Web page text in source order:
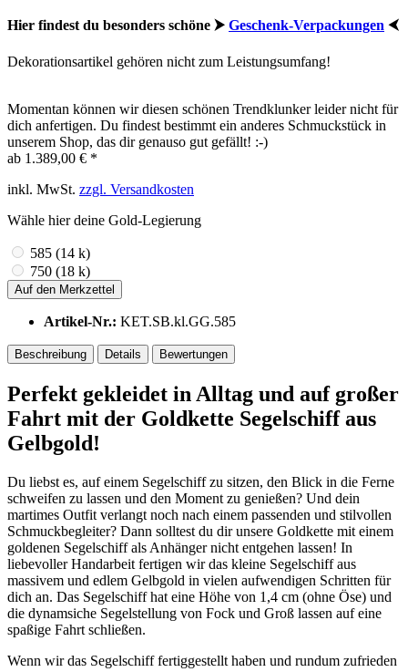
Hier findest du besonders schöne ⮞ Geschenk-Verpackungen ⮜
Dekorationsartikel gehören nicht zum Leistungsumfang!
Momentan können wir diesen schönen Trendklunker leider nicht für
dich anfertigen. Du findest bestimmt ein anderes Schmuckstück in
unserem Shop, das dir genauso gut gefällt! :-)
ab 1.389,00 € *
inkl. MwSt. zzgl. Versandkosten
Wähle hier deine Gold-Legierung
585 (14 k)
750 (18 k)
Auf den Merkzettel
Artikel-Nr.: KET.SB.kl.GG.585
Beschreibung Details Bewertungen
Perfekt gekleidet in Alltag und auf großer
Fahrt mit der Goldkette Segelschiff aus
Gelbgold!
Du liebst es, auf einem Segelschiff zu sitzen, den Blick in die Ferne
schweifen zu lassen und den Moment zu genießen? Und dein
martimes Outfit verlangt noch nach einem passenden und stilvollen
Schmuckbegleiter? Dann solltest du dir unsere Goldkette mit einem
goldenen Segelschiff als Anhänger nicht entgehen lassen! In
liebevoller Handarbeit fertigen wir das kleine Segelschiff aus
massivem und edlem Gelbgold in vielen aufwendigen Schritten für
dich an. Das Segelschiff hat eine Höhe von 1,4 cm (ohne Öse) und
die dynamsiche Segelstellung von Fock und Groß lassen auf eine
spaßige Fahrt schließen.
Wenn wir das Segelschiff fertiggestellt haben und rundum zufrieden